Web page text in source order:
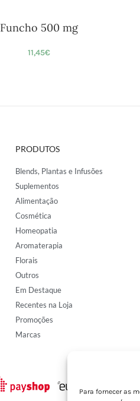
Para fornecer as
Funcho 500 mg
11,45€
PRODUTOS
Blends, Plantas e Infusões
Suplementos
Alimentação
Cosmética
Homeopatia
Aromaterapia
Florais
Outros
Em Destaque
Recentes na Loja
Promoções
Marcas